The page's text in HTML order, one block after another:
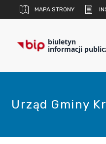
MAPA STRONY
biuletyn
informacji
Urząd Gminy